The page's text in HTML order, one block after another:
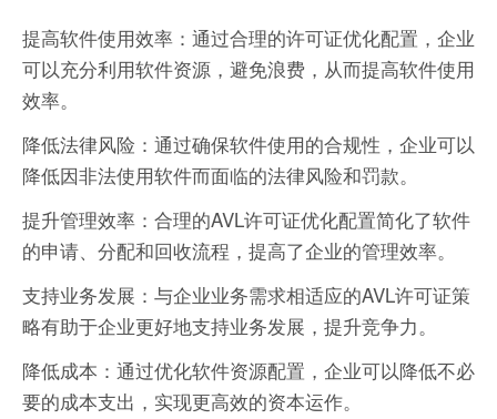
提高软件使用效率：通过合理的许可证优化配置，企业
可以充分利用软件资源，避免浪费，从而提高软件使用
效率。
降低法律风险：通过确保软件使用的合规性，企业可以
降低因非法使用软件而面临的法律风险和罚款。
提升管理效率：合理的AVL许可证优化配置简化了软件
的申请、分配和回收流程，提高了企业的管理效率。
支持业务发展：与企业业务需求相适应的AVL许可证策
略有助于企业更好地支持业务发展，提升竞争力。
降低成本：通过优化软件资源配置，企业可以降低不必
要的成本支出，实现更高效的资本运作。